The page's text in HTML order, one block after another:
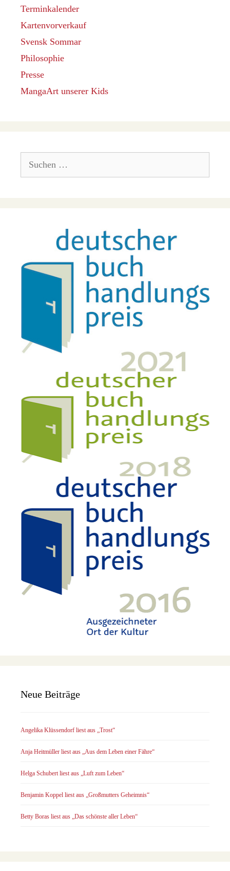
Terminkalender
Kartenvorverkauf
Svensk Sommar
Philosophie
Presse
MangaArt unserer Kids
Neue Beiträge
Angelika Klüssendorf liest aus „Trost“
Anja Heitmüller liest aus „Aus dem Leben einer Fähre“
Helga Schubert liest aus „Luft zum Leben“
Benjamin Koppel liest aus „Großmutters Geheimnis“
Betty Boras liest aus „Das schönste aller Leben“